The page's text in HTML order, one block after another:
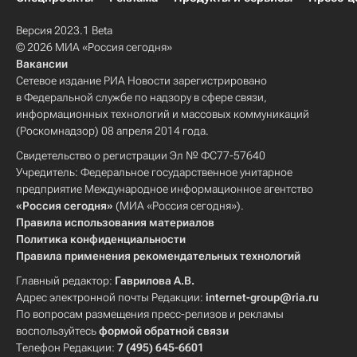
Версия 2023.1 Beta
© 2026 МИА «Россия сегодня»
Вакансии
Сетевое издание РИА Новости зарегистрировано
в Федеральной службе по надзору в сфере связи,
информационных технологий и массовых коммуникаций
(Роскомнадзор) 08 апреля 2014 года.
Свидетельство о регистрации Эл № ФС77-57640
Учредитель: Федеральное государственное унитарное
предприятие Международное информационное агентство
«Россия сегодня» (МИА «Россия сегодня»).
Правила использования материалов
Политика конфиденциальности
Правила применения рекомендательных технологий
Главный редактор: Гаврилова А.В.
Адрес электронной почты Редакции: internet-group@ria.ru
По вопросам размещения пресс-релизов и рекламы
воспользуйтесьформой обратной связи
Телефон Редакции: 7 (495) 645-6601